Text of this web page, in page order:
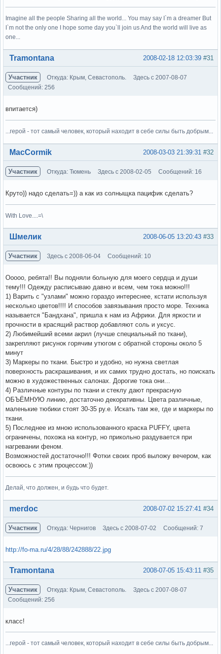
Imagine all the people Sharing all the world... You may say I`m a dreamer But
I`m not the only one I hope some day you`ll join us And the world will live as
one...
Вне форума #31
2008-02-18 12:03:39
Tramontana
Участник Откуда: Крым, Севастополь.
Здесь с 2007-08-07
Сообщений: 256
впитается)
...герой - тот самый человек, который находит в себе силы быть добрым...
Вне форума #32
2008-03-03 21:39:31
MacCormik
Участник Откуда: Тюмень Здесь с 2008-02-05 Сообщений: 16
Круто)) надо сделать=)) а как из солныщка пацифик сделать?
With Love....=\
Вне форума #33
2008-06-05 13:20:43
Шмелик
Участник Здесь с 2008-06-04 Сообщений: 10
Ооооо, ребята!! Вы подняли больную для моего сердца и души
тему!!! Одежду расписываю давно и всем, чем тока можно!!!
1) Варить с "узлами" можно гораздо интереснее, кстати используя
несколько цветов!!!! И способов завязывания просто море. Техника
называется "Бандхана", пришла к нам из Африки. Для яркости и
прочности в красящий раствор добавляют соль и уксус.
2) Любимейший всеми акрил (лучше специальный по ткани),
закрепляют рисунок горячим утюгом с обратной стороны около 5
минут
3) Маркеры по ткани. Быстро и удобно, но нужна светлая
поверхность раскрашивания, и их самих трудно достать, но поискать
можно в художественных салонах. Дорогие тока они...
4) Различные контуры по ткани и стеклу дают прекрасную
ОБЪЁМНУЮ линию, достаточно декоративны. Цвета различные,
маленькие тюбики стоят 30-35 ру.е. Искать там же, где и маркеры по
ткани.
5) Последнее из мною использованного краска PUFFY, цвета
ограничены, похожа на контур, но прикольно раздувается при
нагревании феном.
Возможностей достаточно!!! Фотки своих проб выложу вечером, как
освоюсь с этим процессом:))
Делай, что должен, и будь что будет.
Вне форума #34
2008-07-02 15:27:41
merdoc
Участник Откуда: Чернигов Здесь с 2008-07-02 Сообщений: 7
http://fo-ma.ru/4/28/88/242888/22.jpg
Вне форума #35
2008-07-05 15:43:11
Tramontana
Участник Откуда: Крым, Севастополь.
Здесь с 2007-08-07
Сообщений: 256
класс!
...герой - тот самый человек, который находит в себе силы быть добрым...